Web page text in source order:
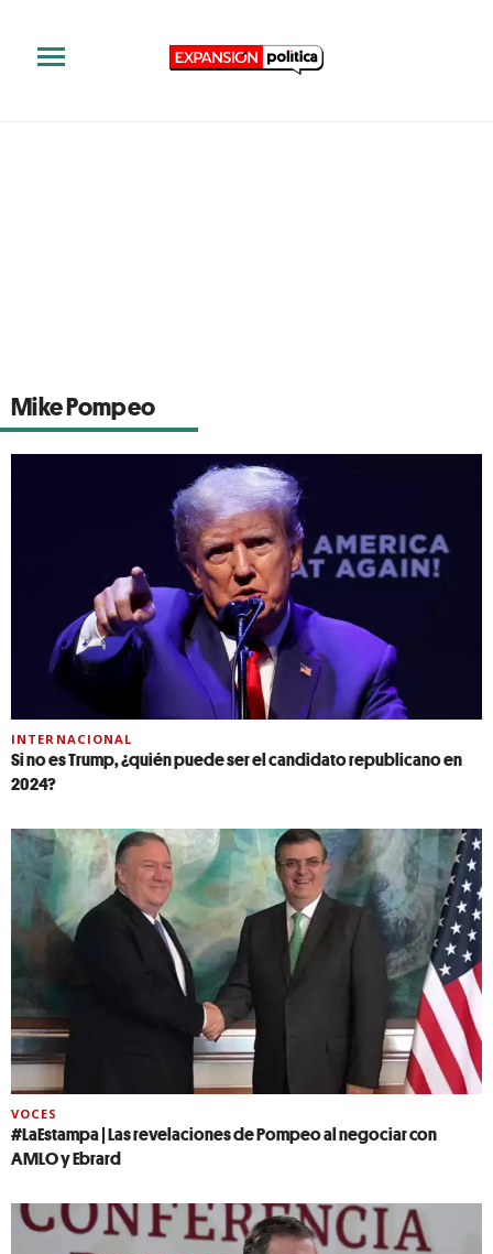
Mike Pompeo
INTERNACIONAL
Si no es Trump, ¿quién puede ser el candidato republicano en
2024?
VOCES
#LaEstampa | Las revelaciones de Pompeo al negociar con
AMLO y Ebrard